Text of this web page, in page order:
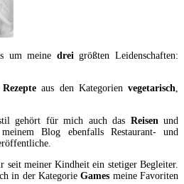
um meine drei größten Leidenschaften:
Rezepte aus den Kategorienvegetarisch
gehört für mich auch das Reisen und
Blog ebenfalls Restaurant- und
seit meiner Kindheit ein stetiger Begleiter.
in der KategorieGames meine Favoriten